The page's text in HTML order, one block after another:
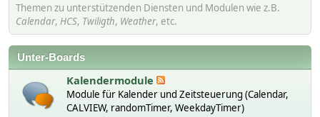
Themen zu unterstützenden Diensten und Modulen wie z.B.
Calendar, HCS, Twiligth, Weather, etc.
Unter-Boards
Kalendermodule
Module für Kalender und Zeitsteuerung (Calendar,
CALVIEW, randomTimer, WeekdayTimer)